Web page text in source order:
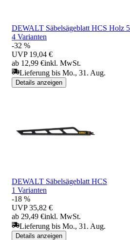
DEWALT Säbelsägeblatt HCS Holz
4 Varianten
-32 %
UVP 19,04 €
ab 12,99 €inkl. MwSt.
Lieferung bis Mo., 31. Aug.
Details anzeigen
DEWALT Säbelsägeblatt HCS
1 Varianten
-18 %
UVP 35,82 €
ab 29,49 €inkl. MwSt.
Lieferung bis Mo., 31. Aug.
Details anzeigen